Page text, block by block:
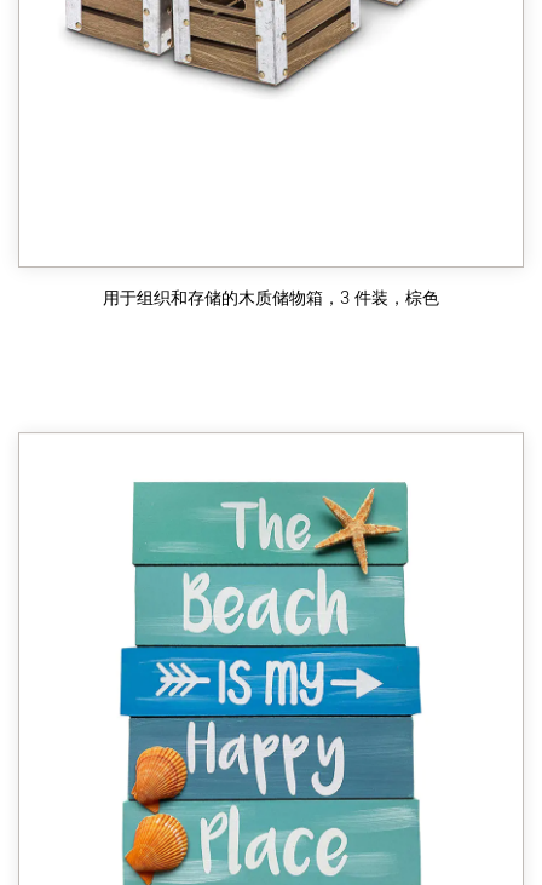
用于组织和存储的木质储物箱，3 件装，棕色